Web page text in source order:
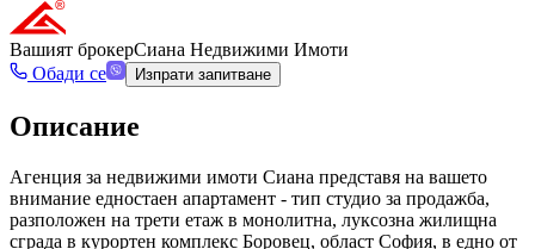
Вашият брокерСиана Недвижими Имоти
Обади се
Изпрати запитване
Описание
Агенция за недвижими имоти Сиана представя на вашето
внимание едностаен апартамент - тип студио за продажба,
разположен на трети етаж в монолитна, луксозна жилищна
сграда в курортен комплекс Боровец, област София, в едно от